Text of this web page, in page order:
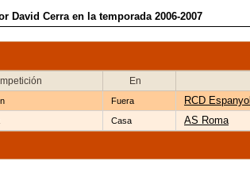
David Cerra en la temporada 2006-2007
En
Fuera RCD Espanyol
Casa AS Roma